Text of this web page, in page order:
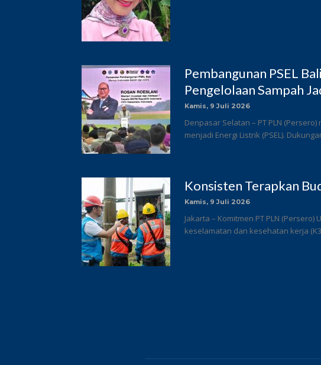
Pembangunan PSEL
Pengelolaan Sampah
Kamis, 9 Juli 2026
Denpasar Selatan – PT PLN
menjadi Energi Listrik (PSEL).
Konsisten Terapkan
Kamis, 9 Juli 2026
Jakarta – Komitmen PT PLN
keselamatan dan kesehatan kerja